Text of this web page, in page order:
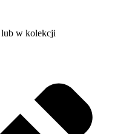
lub w kolekcji